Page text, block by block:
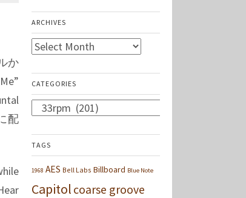
か
配
ARCHIVES
Archives
CATEGORIES
Categories
TAGS
1968 AES Bell Labs Billboard Blue Note
Capitol coarse groove